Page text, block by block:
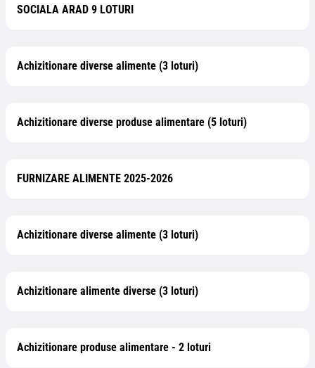
SOCIALA ARAD 9 LOTURI
Achizitionare diverse alimente (3 loturi)
Achizitionare diverse produse alimentare (5 loturi)
FURNIZARE ALIMENTE 2025-2026
Achizitionare diverse alimente (3 loturi)
Achizitionare alimente diverse (3 loturi)
Achizitionare produse alimentare - 2 loturi